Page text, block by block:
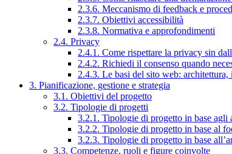
2.3.6. Meccanismo di feedback e
2.3.7. Obiettivi accessibilità
2.3.8. Normativa e approfondimenti
2.4. Privacy
2.4.1. Come rispettare la privacy sin
2.4.2. Richiedi il consenso quando
2.4.3. Le basi del sito web:
3. Pianificazione, gestione e strategia
3.1. Obiettivi del progetto
3.2. Tipologie di progetti
3.2.1. Tipologie di progetto in base
3.2.2. Tipologie di progetto in base al
3.2.3. Tipologie di progetto in base
3.3. Competenze, ruoli e figure coinvolte